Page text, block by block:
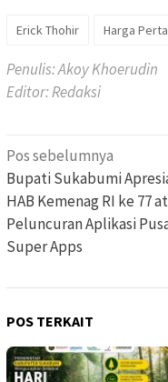
Erick Thohir Harga
Penulis: Akoy Khoerudin
Editor: Redaksi
Navigasi
pos
Pos sebelumnya
Bupati Sukabumi
HAB Kemenag RI ke 77
Peluncuran Aplikasi
Super Apps
POS TERKAIT